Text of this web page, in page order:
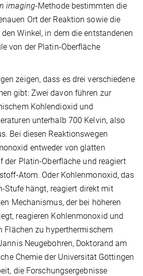
imaging-Methode bestimmten die
Ort der Reaktion sowie die
Winkel, in dem die entstandenen
von der Platin-Oberfläche
zeigen, dass es drei verschiedene
gibt: Zwei davon führen zur
Kohlendioxid und
unterhalb 700 Kelvin, also
Bei diesen Reaktionswegen
entweder von glatten
der Platin-Oberfläche und reagiert
Atom. Oder Kohlenmonoxid, das
Stufe hängt, reagiert direkt mit
Mechanismus, der bei höheren
reagieren Kohlenmonoxid und
Flächen zu hyperthermischem
Neugebohren, Doktorand am
Chemie der Universität Göttingen
die Forschungsergebnisse